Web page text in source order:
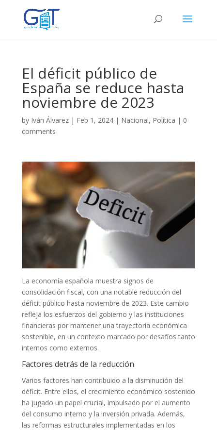
El déficit público de
España se reduce hasta
noviembre de 2023
by Iván Álvarez| Feb 1, 2024| Nacional, Política | 0
comments
La economía española muestra signos de
consolidación fiscal, con una notable reducción del
déficit público hasta noviembre de 2023. Este cambio
refleja los esfuerzos del gobierno y las instituciones
financieras por mantener una trayectoria económica
sostenible, en un contexto marcado por desafíos tanto
internos como externos.
Factores detrás de la reducción
Varios factores han contribuido a la disminución del
déficit. Entre ellos, el crecimiento económico sostenido
ha jugado un papel crucial, impulsado por el aumento
del consumo interno y la inversión privada. Además,
las reformas estructurales implementadas en los